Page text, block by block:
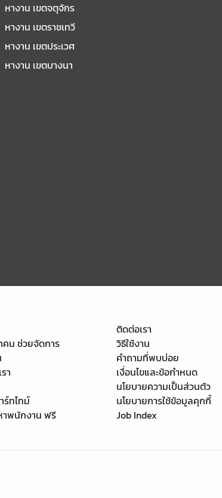
หางาน เขตจตุจักร
หางาน เขตราชเทวี
หางาน เขตประเวศ
หางาน เขตบางนา
คน ช่วยจัดการ
า
ร์ทไทม์
าพนักงาน ฟรี
ติดต่อเรา
วิธีใช้งาน
คำถามที่พบบ่อย
เงื่อนไขและข้อกำหนด
นโยบายความเป็นส่วนตัว
นโยบายการใช้ข้อมูลคุกกี้
Job Index